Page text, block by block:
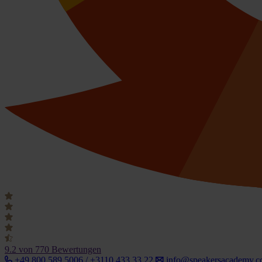
9.2 von 770 Bewertungen
+49 800 589 5006 / +3110 433 33 22